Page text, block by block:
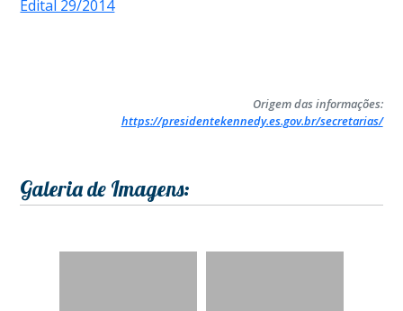
Edital 29/2014
Origem das informações:
https://presidentekennedy.es.gov.br/secretarias/
Galeria de Imagens: